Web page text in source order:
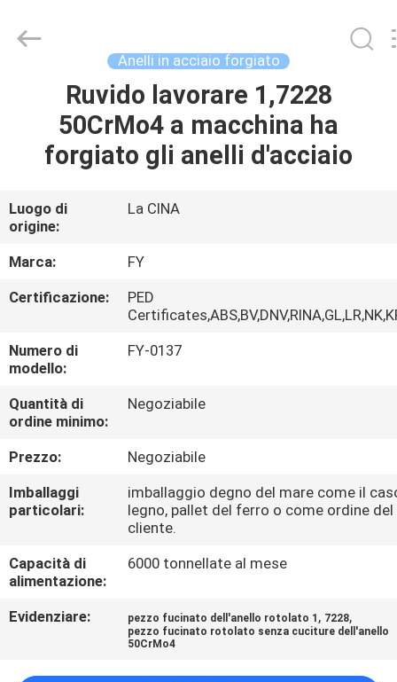
PRODOTTI
VIDEO
CIRCA
NOI
GIRO
DELLA
FABBRICA
CONTROLLO
DI
QUALITÀ
CONTATTICI
And
Flange
Anelli in acciaio forgiato
Ruvido lavorare 1,7228
50CrMo4 a macchina ha
forgiato gli anelli d'acciaio
Luogo di
origine:
La CINA
Marca:
FY
Certificazione:
PED
Numero di
modello:
FY-0137
Quantità di
ordine minimo:
Negoziabile
Prezzo:
Negoziabile
Imballaggi
particolari:
imballaggio degno del mare come il
legno, pallet del ferro o come ordine del
cliente.
Capacità di
alimentazione:
6000 tonnellate al mese
Evidenziare: pezzo fucinato dell'anello rotolato 1 , 7228,
pezzo fucinato rotolato senza cuciture dell'anello
50CrMo4